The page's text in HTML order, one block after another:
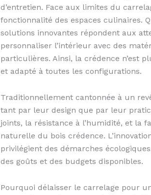
d’entretien. Face aux limites du
fonctionnalité des espaces culinaires.
solutions innovantes répondent aux
personnaliser l’intérieur avec des
particulières. Ainsi, la crédence n’est
et adapté à toutes les configurations.
Traditionnellement cantonnée à un
tant par leur design que par leur
joints, la résistance à l’humidité, et la
naturelle du bois crédence.
privilégient des démarches
des goûts et des budgets disponibles.
Pourquoi délaisser le carrelage pour